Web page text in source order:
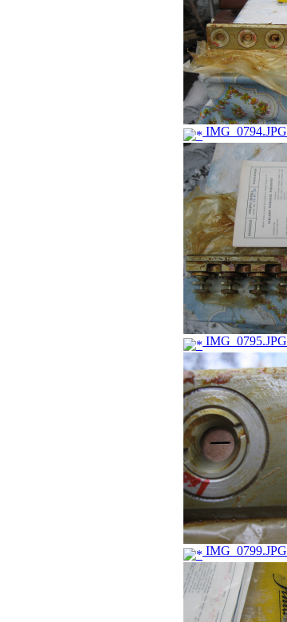
IMG_0794.JPG
IMG_0795.JPG
IMG_0799.JPG